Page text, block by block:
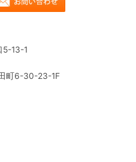
13-1
町6-30-23-1F